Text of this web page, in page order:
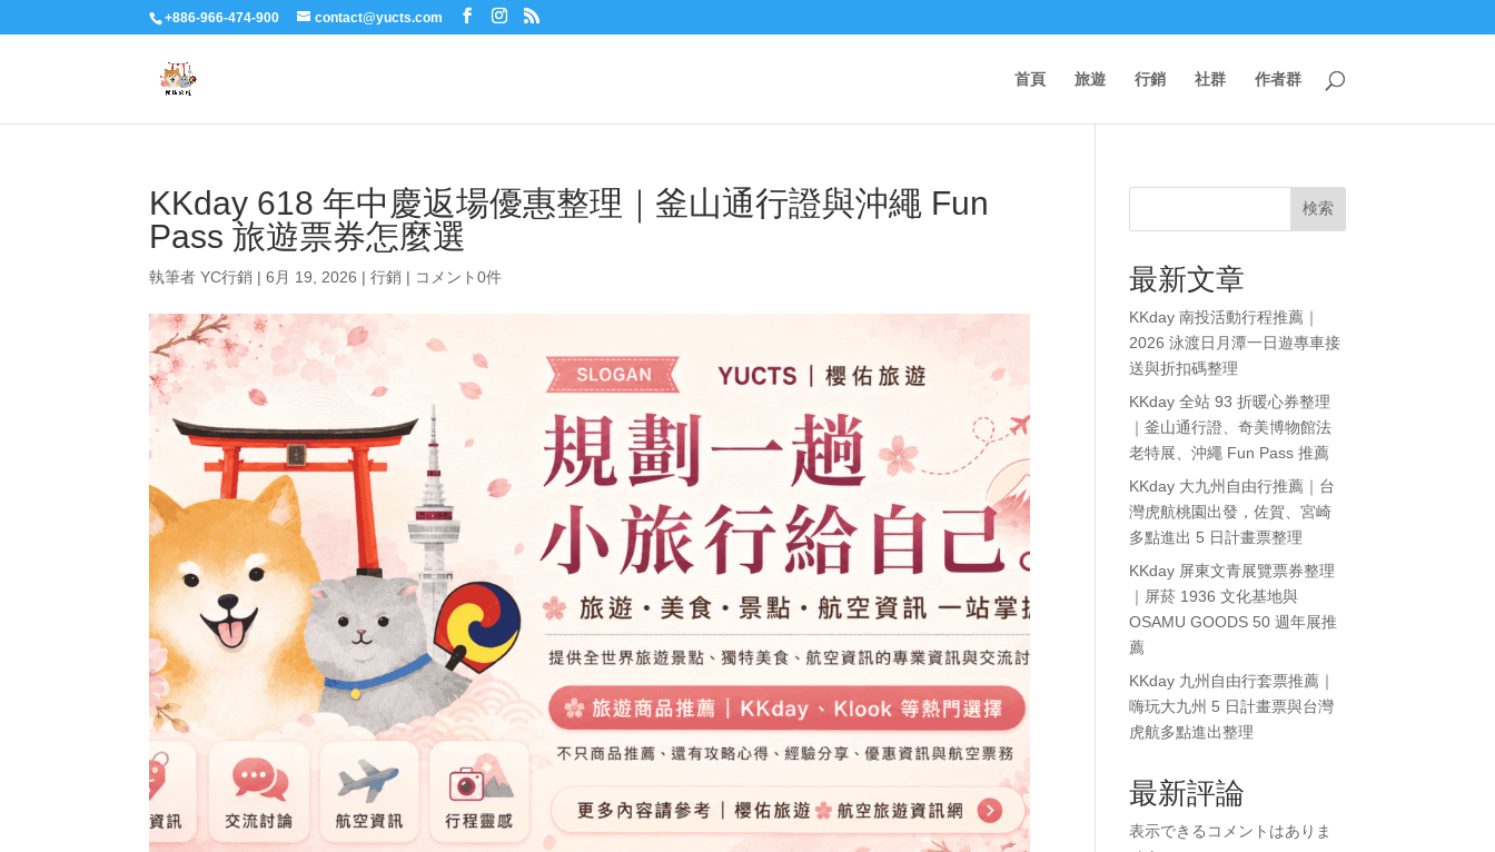
+886-966-474-900 contact@yucts.com
首頁 旅遊 行銷 社群 作者群
KKday 618 年中慶返場優惠整理｜釜山通行證與沖繩 Fun
Pass 旅遊票券怎麼選
執筆者YC行銷 |6月 19, 2026 |行銷 | コメント0件
検索
最新文章
KKday 南投活動行程推薦｜
2026 泳渡日月潭一日遊專車接
送與折扣碼整理
KKday 全站 93 折暖心券整理
｜釜山通行證、奇美博物館法
老特展、沖繩 Fun Pass 推薦
KKday 大九州自由行推薦｜台
灣虎航桃園出發，佐賀、宮崎
多點進出 5 日計畫票整理
KKday 屏東文青展覽票券整理
｜屏菸 1936 文化基地與
OSAMU GOODS 50 週年展推
薦
KKday 九州自由行套票推薦｜
嗨玩大九州 5 日計畫票與台灣
虎航多點進出整理
最新評論
表示できるコメントはありま